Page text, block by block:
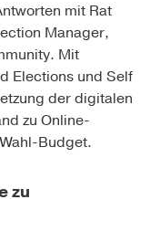
mit Rat
Manager,
Mit
Elections und Self
der digitalen
zu Online-
Budget.
zu